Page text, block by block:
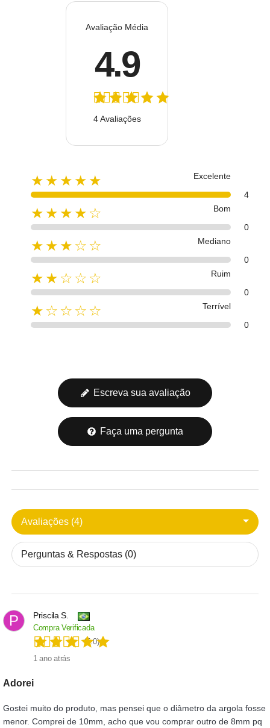
Avaliação Média
4.9
4 Avaliações
★★★★★
Excelente
4
★★★★☆
Bom
0
★★★☆☆
Mediano
0
★★☆☆☆
Ruim
0
★☆☆☆☆
Terrível
0
Escreva sua avaliação
Faça uma pergunta
Avaliações (4)
Perguntas & Respostas (0)
P Priscila S.
Compra Verificada
(5.0)
1 ano atrás
Adorei
Gostei muito do produto, mas pensei que o diâmetro da argola fosse
menor. Comprei de 10mm, acho que vou comprar outro de 8mm pq